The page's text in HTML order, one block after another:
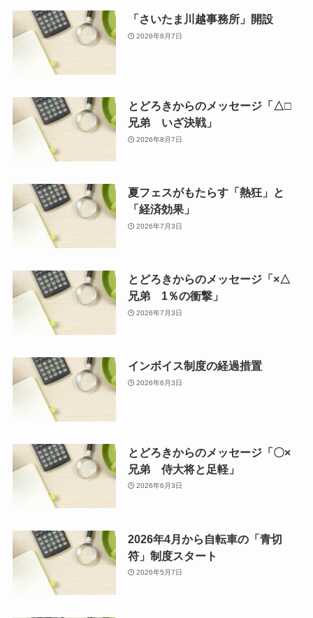
「さいたま川越事務所」開設
2026年8月7日
とどろきからのメッセージ「△□
兄弟 いざ決戦」
2026年8月7日
夏フェスがもたらす「熱狂」と
「経済効果」
2026年7月3日
とどろきからのメッセージ「×△
兄弟 1％の衝撃」
2026年7月3日
インボイス制度の経過措置
2026年6月3日
とどろきからのメッセージ「〇×
兄弟 侍大将と足軽」
2026年6月3日
2026年4月から自転車の「青切
符」制度スタート
2026年5月7日